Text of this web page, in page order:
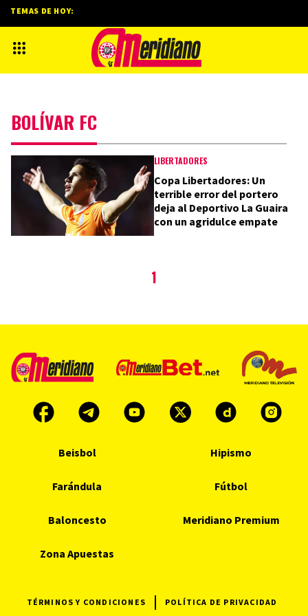
BOLÍVAR FC
LIBERTADORES
Copa Libertadores: Un
terrible error del portero
deja al Deportivo La Guaira
con un agridulce empate
1
TEMAS DE HOY:
Beisbol Hipismo
Farándula Fútbol
Baloncesto Meridiano Premium
Zona Apuestas
TÉRMINOS Y CONDICIONES POLÍTICA DE PRIVACIDAD